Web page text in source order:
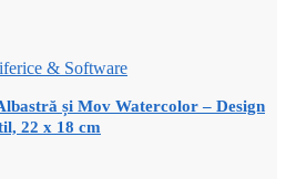
& Software
și Mov Watercolor – Design
22 x 18 cm